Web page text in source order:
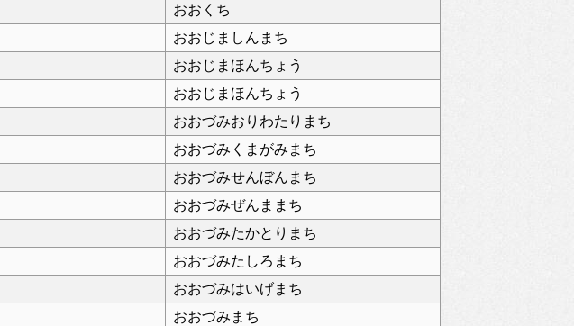
おおくち
おおじましんまち
おおじまほんちょう
おおじまほんちょう
おおづみおりわたりまち
おおづみくまがみまち
おおづみせんぼんまち
おおづみぜんままち
おおづみたかとりまち
おおづみたしろまち
おおづみはいげまち
おおづみまち